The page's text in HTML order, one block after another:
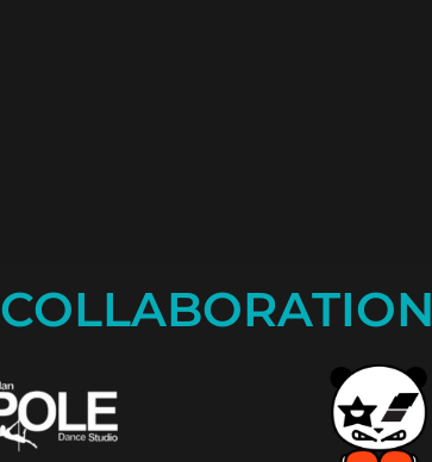
COLLABORATION